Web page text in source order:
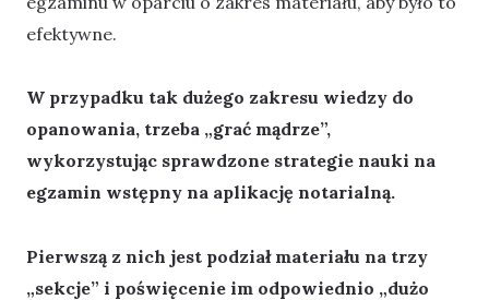
efektywne.
W przypadku tak dużego zakresu wiedzy do
opanowania, trzeba „grać mądrze”,
wykorzystując sprawdzone strategie nauki na
egzamin wstępny na aplikację notarialną.
Pierwszą z nich jest podział materiału na trzy
„sekcje” i poświęcenie im odpowiednio „dużo